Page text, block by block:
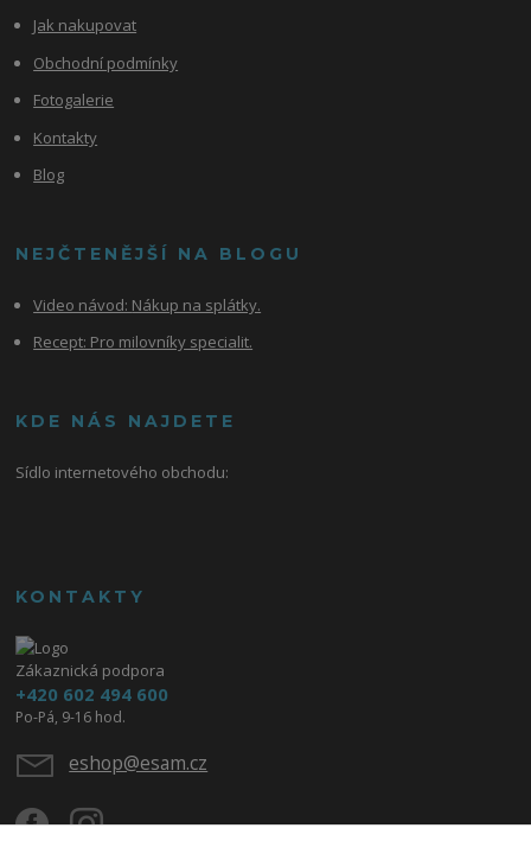
Jak nakupovat
Obchodní podmínky
Fotogalerie
Kontakty
Blog
NEJČTENĚJŠÍ NA BLOGU
Video návod: Nákup na splátky.
Recept: Pro milovníky specialit.
KDE NÁS NAJDETE
Sídlo internetového obchodu:
KONTAKTY
Zákaznická podpora
+420 602 494 600
Po-Pá, 9-16 hod.
eshop@esam.cz